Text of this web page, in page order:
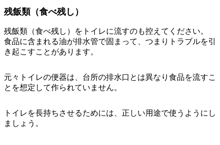
残飯類（食べ残し）
残飯類（食べ残し）をトイレに流すのも控えてください。
食品に含まれる油が排水管で固まって、つまりトラブルを引
き起こすことがあります。
元々トイレの便器は、台所の排水口とは異なり 食品を流すこ
とを想定して作られていません。
トイレを長持ちさせるためには、正しい用途で使うようにし
ましょう。